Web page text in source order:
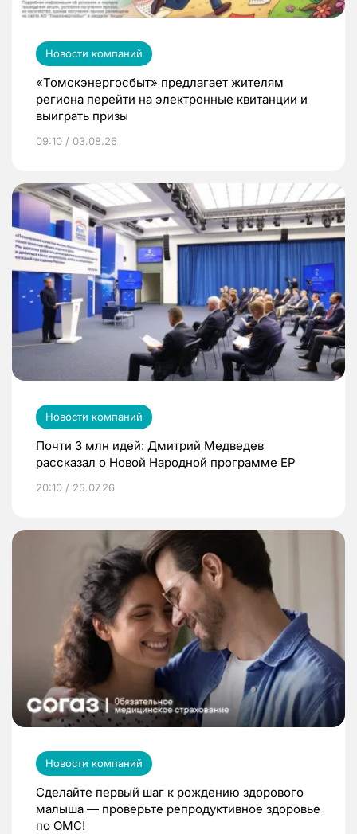
Новости компаний
«Томскэнергосбыт» предлагает жителям
региона перейти на электронные квитанции и
выиграть призы
09:10 / 03.08.26
Новости компаний
Почти 3 млн идей: Дмитрий Медведев
рассказал о Новой Народной программе ЕР
20:10 / 25.07.26
Новости компаний
Сделайте первый шаг к рождению здорового
малыша — проверьте репродуктивное здоровье
по ОМС!